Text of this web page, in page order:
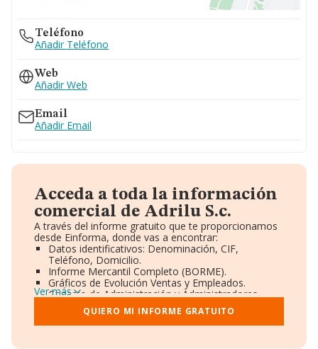
Teléfono
Añadir Teléfono
Web
Añadir Web
Email
Añadir Email
Acceda a toda la información
comercial de Adrilu S.c.
A través del informe gratuito que te proporcionamos
desde Einforma, donde vas a encontrar:
Datos identificativos: Denominación, CIF,
Teléfono, Domicilio.
Informe Mercantil Completo (BORME).
Gráficos de Evolución Ventas y Empleados.
Consejo de Administración y Administradores.
Directivos y Ejecutivos.
Accionistas.
Participaciones y Vinculaciones en otras empresas.
Ver más
QUIERO MI INFORME GRATUITO